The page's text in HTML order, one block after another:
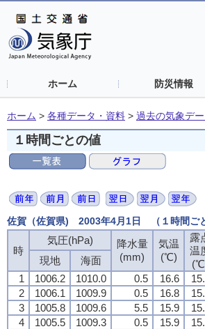
ホーム 防災情報
ホーム > 各種データ・資料 > 過去の気象デ
１時間ごとの値
佐賀（佐賀県) 2003年4月1日 （１時間ごと
時
気圧(hPa)
降水量
(mm)
気温
(℃)
露
温
現地
海面
1
1006.2 1010.0 0.5 16.6
2
1006.1 1009.9 0.5 16.8
3
1005.8 1009.6 5.5 15.9
4
1005.5 1009.3 0.5 15.9